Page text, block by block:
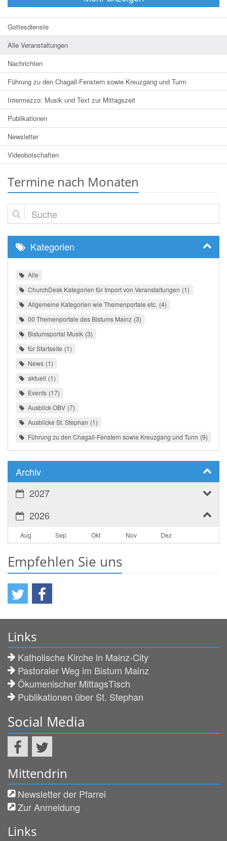
Gottesdienste
Alle Veranstaltungen
Nachrichten
Führung zu den Chagall-Fenstern sowie Kreuzgang und Turm
Intermezzo: Musik und Text zur Mittagszeit
Publikationen
Newsletter
Videobotschaften
Termine nach Monaten
Suche
Kategorien
Alle
ChurchDesk Kategorien für Import von Veranstaltungen 1
Allgemeine Kategorien wie Themenportale etc. 4
00 Themenportale des Bistums Mainz 3
Bistumsportal Musik 3
für Startseite 1
News 1
aktuell 1
Events 17
Ausblick OBV 7
Ausblicke St. Stephan 1
Führung zu den Chagall-Fenstern sowie Kreuzgang und Turm 9
Archiv
2027
2026
Aug Sep Okt Nov Dez
Empfehlen Sie uns
Links
Katholische Kirche in Mainz-City
Pastoraler Weg im Bistum Mainz
Ökumenischer MittagsTisch
Publikationen über St. Stephan
Social Media
Mittendrin
Newsletter der Pfarrei
Zur Anmeldung
Links